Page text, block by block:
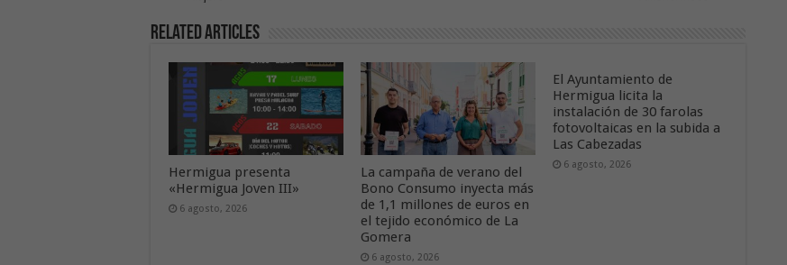
Related Articles
Hermigua presenta
«Hermigua Joven III»
6 agosto, 2026
La campaña de verano del
Bono Consumo inyecta más
de 1,1 millones de euros en
el tejido económico de La
Gomera
6 agosto, 2026
El Ayuntamiento de
Hermigua licita la
instalación de 30 farolas
fotovoltaicas en la subida a
Las Cabezadas
6 agosto, 2026